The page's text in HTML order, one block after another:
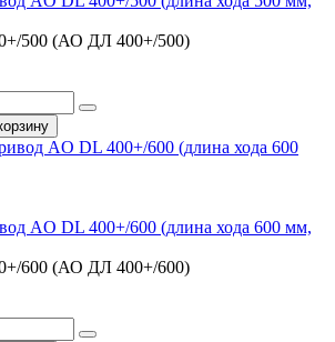
500 (АО ДЛ 400+/500)
AO DL 400+/600 (длина хода 600 мм,
600 (АО ДЛ 400+/600)